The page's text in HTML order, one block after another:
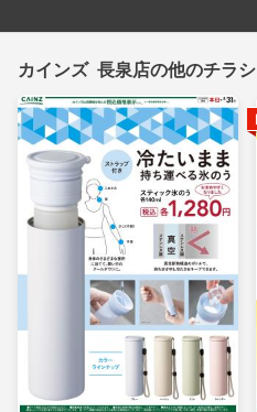
カインズ 長泉店の他のチラシ